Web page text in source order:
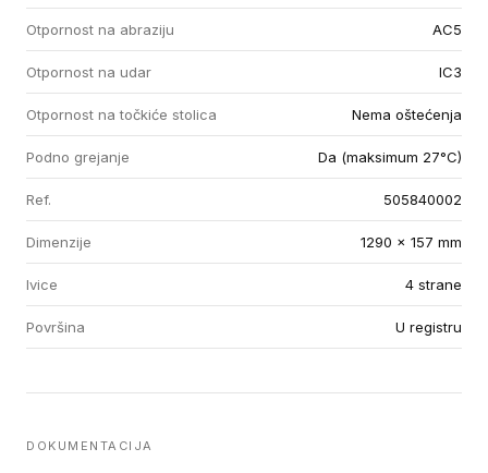
Otpornost na abraziju AC5
Otpornost na udar IC3
Otpornost na točkiće stolica Nema oštećenja
Podno grejanje Da (maksimum 27°C)
Ref. 505840002
Dimenzije 1290 x 157 mm
Ivice 4 strane
Površina U registru
DOKUMENTACIJA